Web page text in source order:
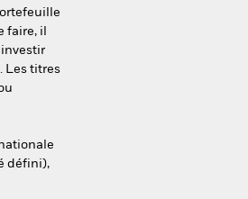
faire, il
investir
Les titres
défini),